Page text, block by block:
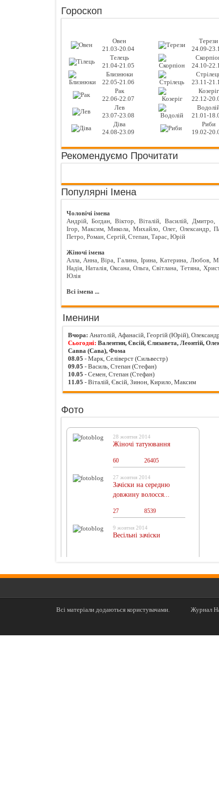
Гороскоп
Овен
21.03-20.04
Терези
24.09-
Телець
21.04-21.05
24.10-
Близнюки
22.05-21.06
23.11-
Рак
22.06-22.07
Козеріг
22.12-
Лев
23.07-23.08
21.01-
Діва
24.08-23.09
Риби
19.02-
Рекомендуємо Прочитати
Популярні Імена
Чоловічі імена
Андрій, Богдан, Віктор, Віталій, Василій, Дмитро,
Ігор, Максим, Микола, Михайло, Олег, Олександр,
Петро, Роман, Сергій, Степан, Тарас, Юрій
Жіночі імена
Алла, Анна, Віра, Галина, Ірина, Катерина, Любов,
Надія, Наталія, Оксана, Ольга, Світлана, Тетяна,
Юлія
Всі імена ...
Іменини
Вчора: Анатолій, Афанасій, Георгій (Юрій),
Сьогодні: Валентин, Євсій, Єлизавета, Леонтій,
Савва (Сава), Фома
08.05 - Марк, Селіверст (Сильвестр)
09.05 - Василь, Степан (Стефан)
10.05 - Семен, Степан (Стефан)
11.05 - Віталій, Євсій, Зинон, Кирило, Максим
Фото
28 жовтня 2014
Жіночі татуювання
60 26405
27 жовтня 2014
Зачіски на середню
довжину волосся...
27 8539
9 жовтня 2014
Весільні зачіски
Всі матеріали додаються користувачами. Журнал